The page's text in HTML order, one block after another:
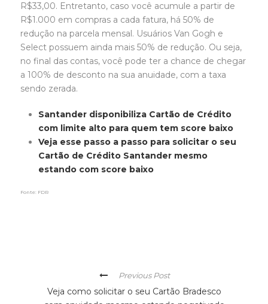
R$33,00. Entretanto, caso você acumule a partir de
R$1.000 em compras a cada fatura, há 50% de
redução na parcela mensal. Usuários Van Gogh e
Select possuem ainda mais 50% de redução. Ou seja,
no final das contas, você pode ter a chance de chegar
a 100% de desconto na sua anuidade, com a taxa
sendo zerada.
Santander disponibiliza Cartão de Crédito
com limite alto para quem tem score baixo
Veja esse passo a passo para solicitar o seu
Cartão de Crédito Santander mesmo
estando com score baixo
Fonte: FDR
Previous Post
Veja como solicitar o seu Cartão Bradesco